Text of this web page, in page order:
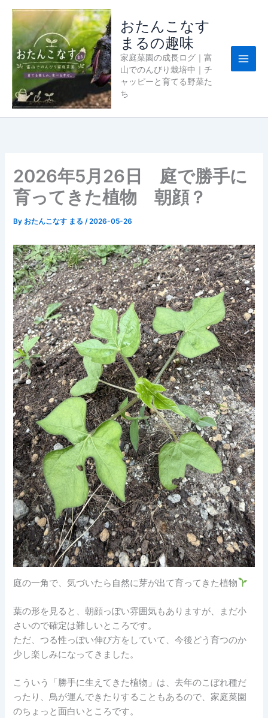
おたんこなす
まるの趣味
家庭菜園の成長ログ｜富
山でのんびり栽培中｜チ
ャッピーと育てる野菜た
ち
2026年5月26日 庭で勝手に
育ってきた植物 朝顔？
By おたんこなす まる/2026-05-26
庭の一角で、気づいたら自然に芽が出て育ってきた植物
葉の形を見ると、朝顔っぽい雰囲気もありますが、まだ小
さいので確定は難しいところです。
ただ、つる性っぽい伸び方をしていて、今後どう育つのか
少し楽しみになってきました。
こういう「勝手に生えてきた植物」は、去年のこぼれ種だ
ったり、鳥が運んできたりすることもあるので、家庭菜園
のちょっと面白いところです。